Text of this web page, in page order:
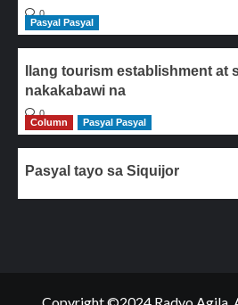
0
Pasyal Pasyal
Ilang tourism establishment at
nakakabawi na
0
Column
Pasyal Pasyal
Pasyal tayo sa Siquijor